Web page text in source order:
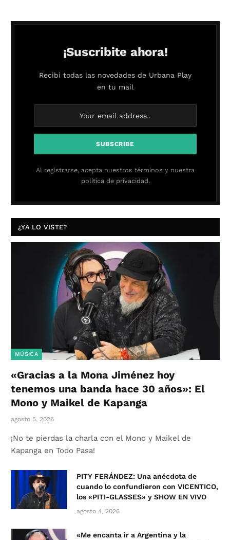
¡Suscribite ahora!
Recibí todas las novedades de Urbana Play
en tu mail
Al registrarse, acepta nuestros términos y nuestra
política de privacidad.
¿YA LO VISTE?
MÚSICA
«Gracias a la Mona Jiménez hoy
tenemos una banda hace 30 años»: El
Mono y Maikel de Kapanga
agosto 5, 2026
¡No te pierdas la charla con el Mono y Maikel de
Kapanga en Todo Pasa!
PITY FERÁNDEZ: Una anécdota de
cuando lo confundieron con VICENTICO,
los «PITI-GLASSES» y SHOW EN VIVO
agosto 4, 2026
«Me encanta ir a Argentina y la